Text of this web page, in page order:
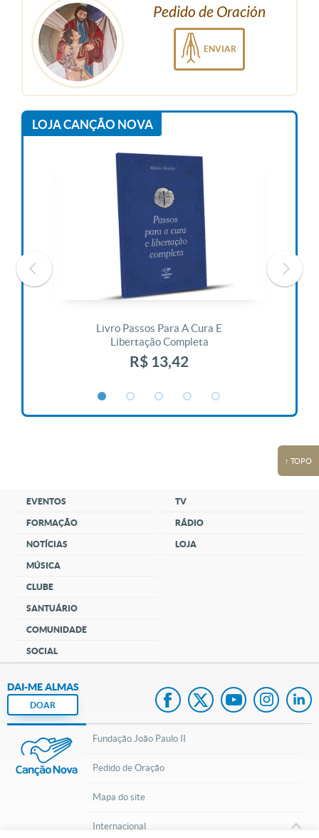
Pedido de Oración
ENVIAR
LOJA CANÇÃO NOVA
Livro Passos Para A Cura E
Libertação Completa
R$ 13,42
↑ TOPO
EVENTOS
FORMAÇÃO
NOTÍCIAS
MÚSICA
CLUBE
SANTUÁRIO
COMUNIDADE
SOCIAL
TV
RÁDIO
LOJA
DAI-ME ALMAS
DOAR
Fundação João Paulo II
Pedido de Oração
Mapa do site
Internacional